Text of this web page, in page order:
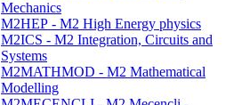
Mechanics
M2HEP - M2 High Energy physics
M2ICS - M2 Integration, Circuits and
Systems
M2MATHMOD - M2 Mathematical
Modelling